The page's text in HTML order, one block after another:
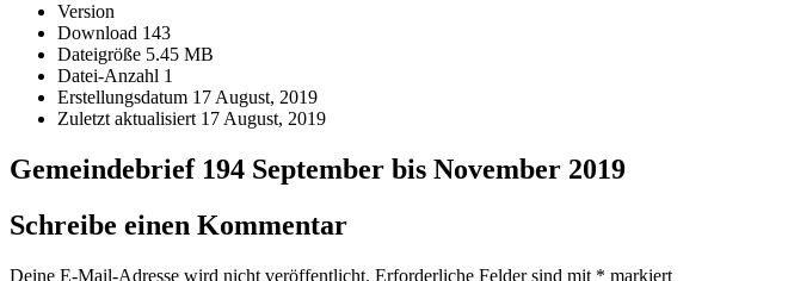
Version
Download 143
Dateigröße 5.45 MB
Datei-Anzahl 1
Erstellungsdatum 17 August, 2019
Zuletzt aktualisiert 17 August, 2019
Gemeindebrief 194 September bis November 2019
Schreibe einen Kommentar
Deine E-Mail-Adresse wird nicht veröffentlicht. Erforderliche Felder sind mit * markiert